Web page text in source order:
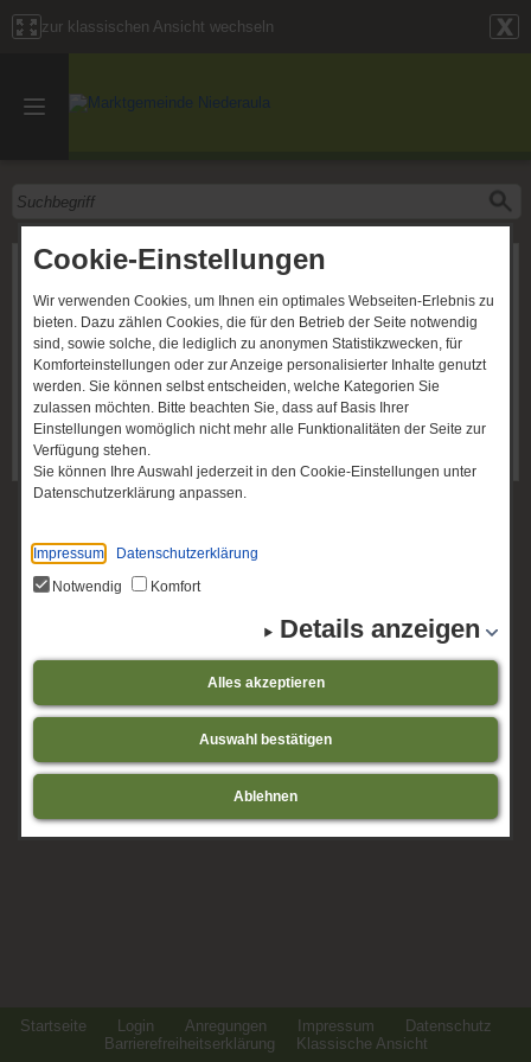
Cookie-Einstellungen
Wir verwenden Cookies, um Ihnen ein optimales Webseiten-Erlebnis zu
bieten. Dazu zählen Cookies, die für den Betrieb der Seite notwendig
sind, sowie solche, die lediglich zu anonymen Statistikzwecken, für
Komforteinstellungen oder zur Anzeige personalisierter Inhalte genutzt
werden. Sie können selbst entscheiden, welche Kategorien Sie
zulassen möchten. Bitte beachten Sie, dass auf Basis Ihrer
Einstellungen womöglich nicht mehr alle Funktionalitäten der Seite zur
Verfügung stehen.
Sie können Ihre Auswahl jederzeit in den Cookie-Einstellungen unter
Datenschutzerklärung anpassen.
Impressum
Datenschutzerklärung
Notwendig
Komfort
Details anzeigen
Alles akzeptieren
Auswahl bestätigen
Ablehnen
zur klassischen Ansicht wechseln
2022-004
Meldung
Seit geraumer Zeit ist die Straßenlampe zwischen der
Hausnummer 9 und 13 "Am Herich" in Kerspenhausen
defekt.
Rückmeldung der Verwaltung
Die Straßenlampe wurde repariert.
Startseite Login Anregungen Impressum
Datenschutz
Barrierefreiheitserklärung
Klassische Ansicht